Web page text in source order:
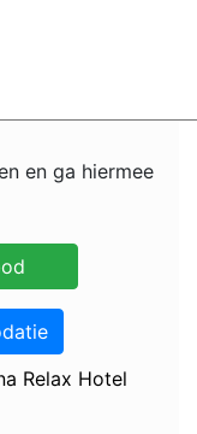
en ga hiermee
Relax Hotel